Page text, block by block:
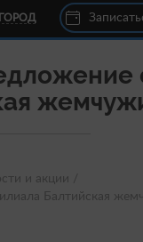
и акции /
Балтийская